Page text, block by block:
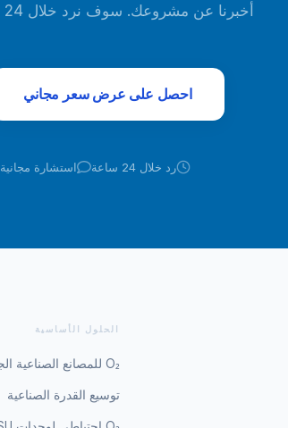
أخبرنا عن مشروعك. سوف نرد خلال 24 ساعة — دون أي التزام.
احصل على عرض سعر مجاني
رد خلال 24 ساعة استشارة مجانية
الحلول الأساسية
O₂ للمصانع الصناعية الجديدة
توسيع القدرة الصناعية